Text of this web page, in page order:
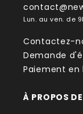
Lun. au ven. de
Contactez-
Demande
Paiement en
À PROPOS